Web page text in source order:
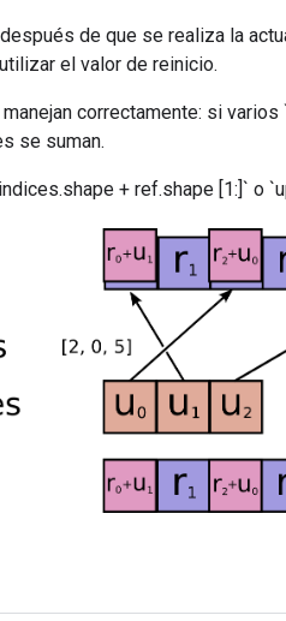
de que se realiza la
el valor de reinicio.
correctamente: si
se suman.
+ ref.shape [1:]` o